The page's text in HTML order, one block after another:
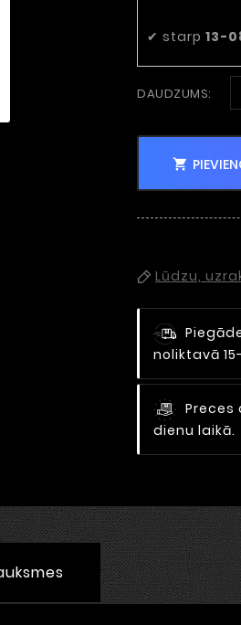
✔ starp 13-
DAUDZUMS:

Lūdzu,
noliktavā
Preces
dienu laikā.